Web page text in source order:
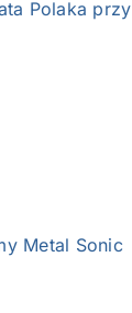
Polaka przy
Metal Sonic